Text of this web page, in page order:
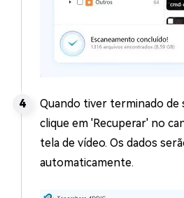
Quando tiver terminado de
clique em 'Recuperar' no
tela de vídeo. Os dados
automaticamente.